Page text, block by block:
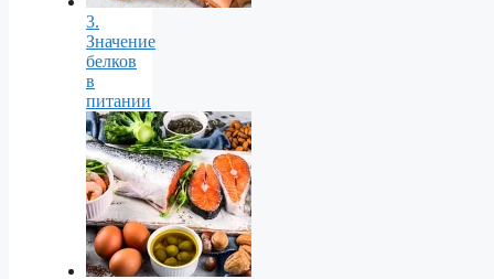
3.
Значение
белков
в
питании